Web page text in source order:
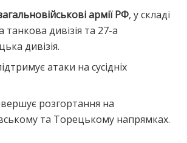
армії РФ, у складі
танкова дивізія та 27-а
дивізія.
атаки на сусідніх
розгортання на
та Торецькому напрямках.